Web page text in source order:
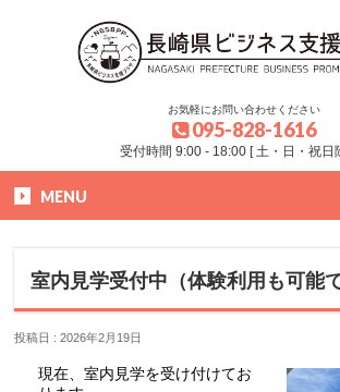
お気軽にお問い合わせください
095-828-1616
受付時間 9:00 - 18:00 [ 土・日・祝日
MENU
室内見学受付中（体験利用も可能で
投稿日 : 2026年2月19日
現在、室内見学を受け付けてお